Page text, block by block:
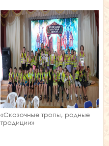
«Сказочные тропы, родные
традиции»